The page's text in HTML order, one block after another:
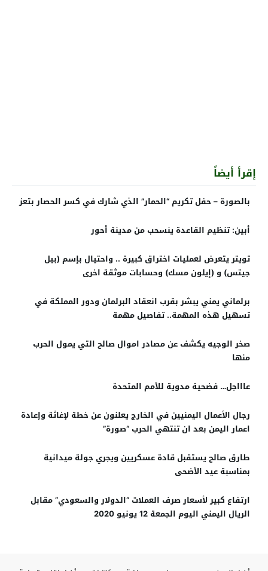
إقرأ أيضاً
بالصورة – حفل تكريم “الحمار” الذي شارك في كسر الحصار بتعز
أبين: تنظيم القاعدة ينسحب من مدينة أحور
تويتر يتعرض لعمليات اختراق كبيرة .. واحتيال بإسم (بيل
جيتس) و (إيلون مسك) وحسابات موثقة اخرى
برلماني يمني يبشر بقرب انعقاد البرلمان ودور المملكة في
تسهيل هذه المهمة.. تفاصيل مهمة
صخر الوجيه يكشف عن مصادر اموال صالح التي يمول الحرب
منها
عاااجل… فضحية مدوية للأمم المتحدة
رجال الأعمال اليمنيين في الخارج يعلنون عن خطة لإغاثة وإعادة
اعمار اليمن بعد ان تنتهي الحرب “صورة”
طارق صالح يستقبل قادة عسكريين ويجري جولة ميدانية
بمناسبة عيد الأضحى
ارتفاع كبير لأسعار صرف العملات “الدولار والسعودي” مقابل
الريال اليمني اليوم الجمعة 12 يونيو 2020